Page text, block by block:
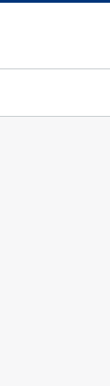
Siirrytty